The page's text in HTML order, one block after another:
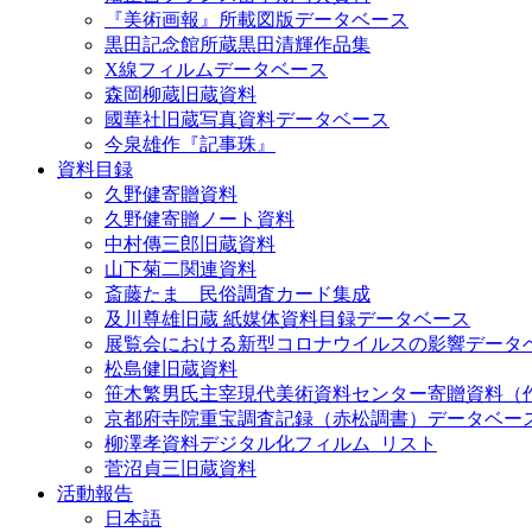
『美術画報』所載図版データベース
黒田記念館所蔵黒田清輝作品集
X線フィルムデータベース
森岡柳蔵旧蔵資料
國華社旧蔵写真資料データベース
今泉雄作『記事珠』
資料目録
久野健寄贈資料
久野健寄贈ノート資料
中村傳三郎旧蔵資料
山下菊二関連資料
斎藤たま 民俗調査カード集成
及川尊雄旧蔵 紙媒体資料目録データベース
展覧会における新型コロナウイルスの影響データ
松島健旧蔵資料
笹木繁男氏主宰現代美術資料センター寄贈資料（
京都府寺院重宝調査記録（赤松調書）データベー
柳澤孝資料デジタル化フィルム_リスト
菅沼貞三旧蔵資料
活動報告
日本語